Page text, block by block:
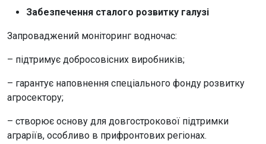
Забезпечення сталого розвитку галузі
Запроваджений моніторинг водночас:
– підтримує добросовісних виробників;
– гарантує наповнення спеціального фонду розвитку
агросектору;
– створює основу для довгострокової підтримки
аграріїв, особливо в прифронтових регіонах.